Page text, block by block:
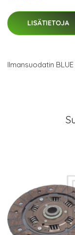
LISÄTIETOJA
Ilmansuodatin BLUE